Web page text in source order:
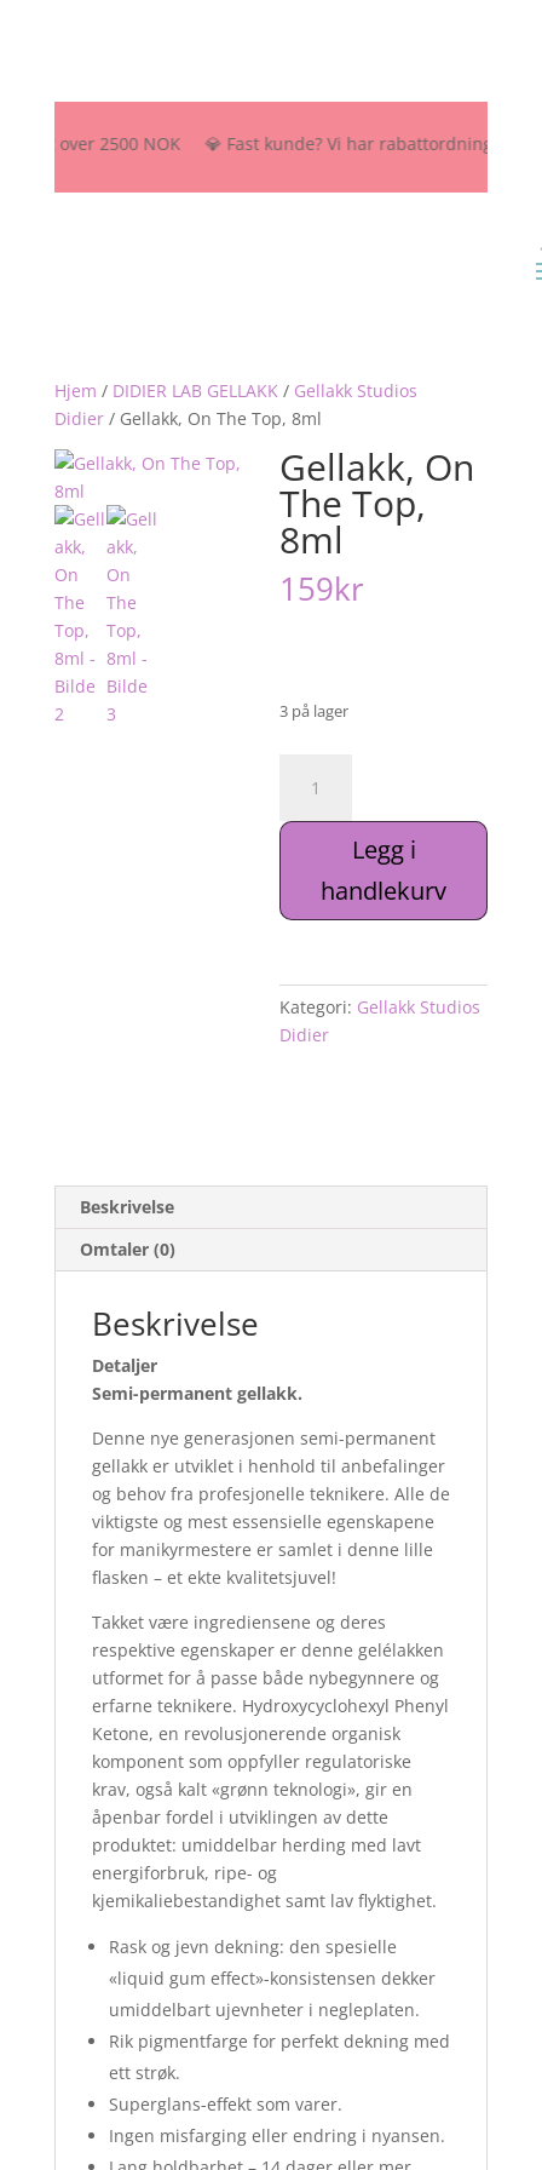
over 2500 NOK 💎 Fast kunde? Vi har rabattordning –
Hjem / DIDIER LAB GELLAKK/ Gellakk Studios
Didier/ Gellakk, On The Top, 8ml
Gellakk, On
The Top,
8ml
159kr
3 på lager
The
antall
Legg i
handlekurv
Kategori: Gellakk Studios
Didier
Beskrivelse
Omtaler (0)
Beskrivelse
Detaljer
Semi-permanent gellakk.
Denne nye generasjonen semi-permanent
gellakk er utviklet i henhold til anbefalinger
og behov fra profesjonelle teknikere. Alle de
viktigste og mest essensielle egenskapene
for manikyrmestere er samlet i denne lille
flasken – et ekte kvalitetsjuvel!
Takket være ingrediensene og deres
respektive egenskaper er denne gelélakken
utformet for å passe både nybegynnere og
erfarne teknikere. Hydroxycyclohexyl Phenyl
Ketone, en revolusjonerende organisk
komponent som oppfyller regulatoriske
krav, også kalt «grønn teknologi», gir en
åpenbar fordel i utviklingen av dette
produktet: umiddelbar herding med lavt
energiforbruk, ripe- og
kjemikaliebestandighet samt lav flyktighet.
Rask og jevn dekning: den spesielle
«liquid gum effect»-konsistensen dekker
umiddelbart ujevnheter i negleplaten.
Rik pigmentfarge for perfekt dekning med
ett strøk.
Superglans-effekt som varer.
Ingen misfarging eller endring i nyansen.